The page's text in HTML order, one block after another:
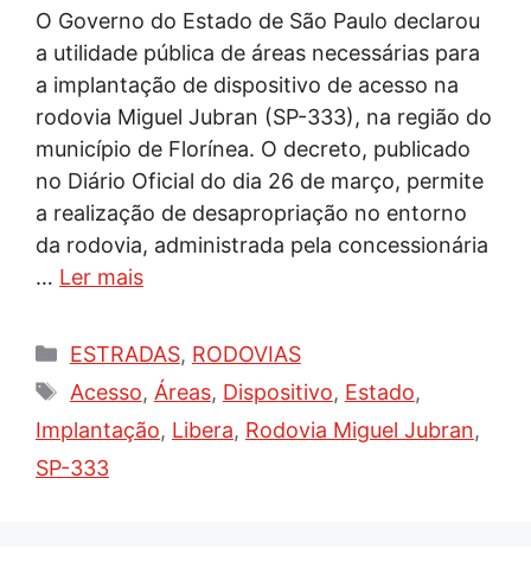
O Governo do Estado de São Paulo declarou
a utilidade pública de áreas necessárias para
a implantação de dispositivo de acesso na
rodovia Miguel Jubran (SP-333), na região do
município de Florínea. O decreto, publicado
no Diário Oficial do dia 26 de março, permite
a realização de desapropriação no entorno
da rodovia, administrada pela concessionária
… Ler mais
Categorias
ESTRADAS, RODOVIAS
Tags
Acesso, Áreas, Dispositivo, Estado,
Implantação, Libera, Rodovia Miguel Jubran,
SP-333